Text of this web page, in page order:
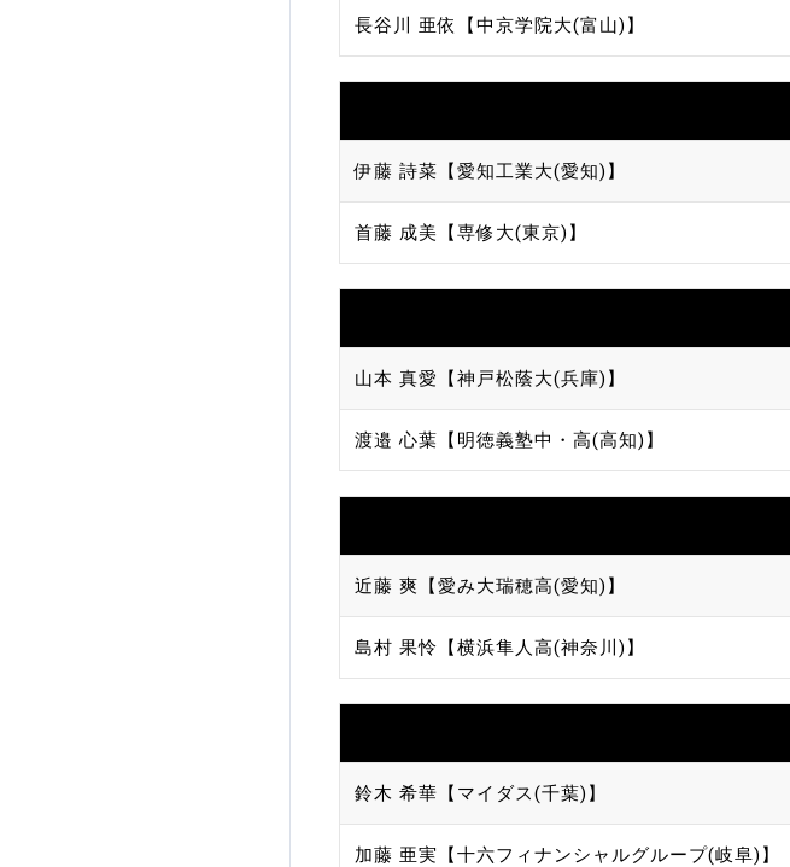
長谷川 亜依【中京学院大(富山)】
伊藤 詩菜【愛知工業大(愛知)】
首藤 成美【専修大(東京)】
山本 真愛【神戸松蔭大(兵庫)】
渡邉 心葉【明徳義塾中・高(高知)】
近藤 爽【愛み大瑞穂高(愛知)】
島村 果怜【横浜隼人高(神奈川)】
鈴木 希華【マイダス(千葉)】
加藤 亜実【十六フィナンシャルグループ(岐阜)】